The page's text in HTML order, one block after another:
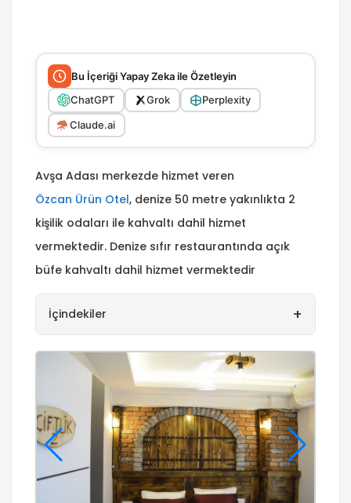
Bu İçeriği Yapay Zeka ile Özetleyin
ChatGPT
Grok
Perplexity
Claude.ai
Avşa Adası merkezde hizmet veren
Özcan Ürün Otel, denize 50 metre yakınlıkta 2
kişilik odaları ile kahvaltı dahil hizmet
vermektedir. Denize sıfır restaurantında açık
büfe kahvaltı dahil hizmet vermektedir
İçindekiler +